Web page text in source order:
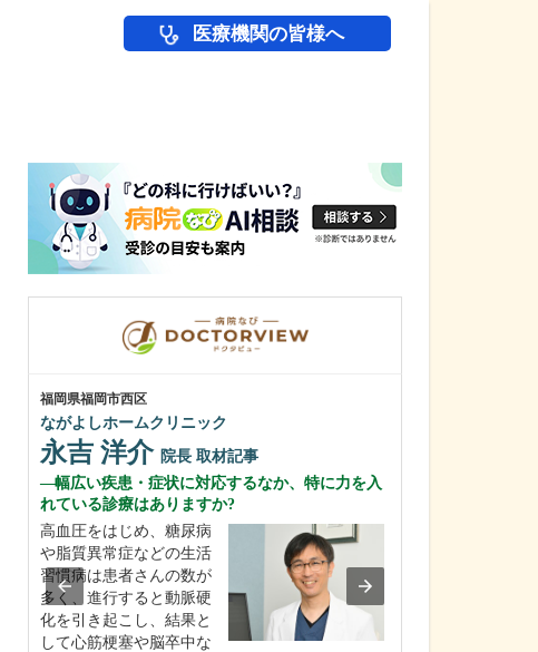
医療機関の皆様へ
福岡県福岡市西区
ながよしホームクリニック
永吉 洋介 院長 取材記事
幅広い疾患・症状に対応するなか、特に力を入
れている診療はありますか?
高血圧をはじめ、糖尿病
や脂質異常症などの生活
習慣病は患者さんの数が
多く、進行すると動脈硬
化を引き起こし、結果と
して心筋梗塞や脳卒中な